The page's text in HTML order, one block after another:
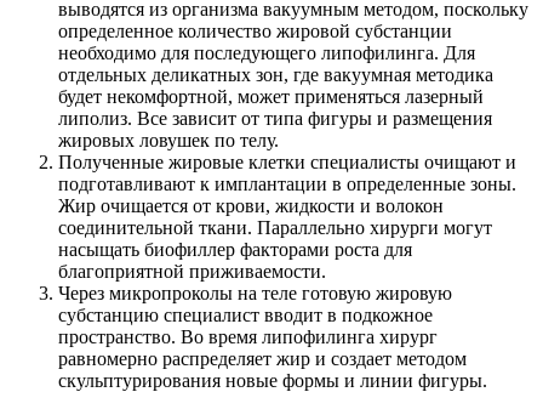
выводятся из организма вакуумным методом, поскольку
определенное количество жировой субстанции
необходимо для последующего липофилинга. Для
отдельных деликатных зон, где вакуумная методика
будет некомфортной, может применяться лазерный
липолиз. Все зависит от типа фигуры и размещения
жировых ловушек по телу.
Полученные жировые клетки специалисты очищают и
подготавливают к имплантации в определенные зоны.
Жир очищается от крови, жидкости и волокон
соединительной ткани. Параллельно хирурги могут
насыщать биофиллер факторами роста для
благоприятной приживаемости.
Через микропроколы на теле готовую жировую
субстанцию специалист вводит в подкожное
пространство. Во время липофилинга хирург
равномерно распределяет жир и создает методом
скульптурирования новые формы и линии фигуры.